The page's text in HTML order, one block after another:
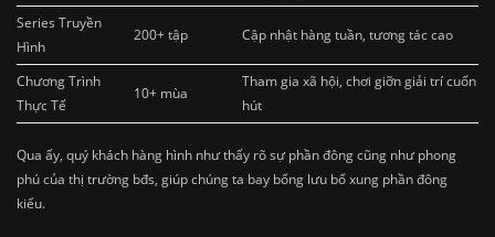
Series Truyền
Hình
200+ tập Cập nhật hàng tuần, tương tác cao
Chương Trình
Thực Tế
10+ mùa
Tham gia xã hội, chơi giỡn giải trí cuốn
hút
Qua ấy, quý khách hàng hình như thấy rõ sự phần đông cũng như phong
phú của thị trường bđs, giúp chúng ta bay bổng lưu bổ xung phần đông
kiểu.